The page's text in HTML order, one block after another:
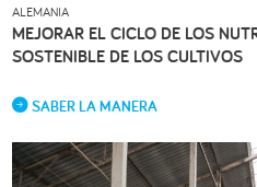
ALEMANIA
MEJORAR EL CICLO DE LOS
SOSTENIBLE DE LOS CULTIVOS
SABER LA MANERA